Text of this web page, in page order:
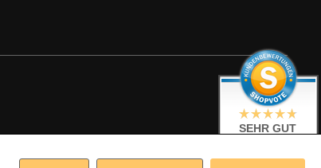
SEHR GUT
aus 5 Bewertungen